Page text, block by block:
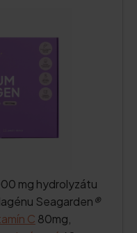
mg hydrolyzátu
Seagarden®
C 80mg,